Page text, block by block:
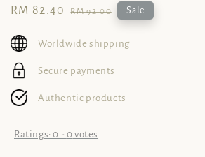
Sale
RM 82.40 Regular
RM 92.00 Sale
Worldwide shipping
Secure payments
Authentic products
Ratings:0 - 0 votes